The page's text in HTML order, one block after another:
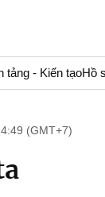
tảng - Kiến tạoHồ
(GMT+7)